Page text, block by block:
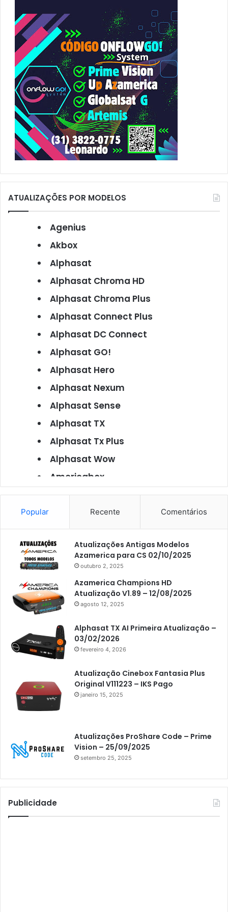
p
o
r
:
ATUALIZAÇÕES POR MODELOS
Agenius
Akbox
Alphasat
Alphasat Chroma HD
Alphasat Chroma Plus
Alphasat Connect Plus
Alphasat DC Connect
Alphasat GO!
Alphasat Hero
Alphasat Nexum
Alphasat Sense
Alphasat TX
Alphasat Tx Plus
Alphasat Wow
Americabox
Americabox S101
Americabox S105
Americabox S105 Plus
Americabox S205
Americabox S205 Plus
Americabox S305 Plus
Artcom
Athomics
Athomics Eon
Athomics i3
Athomics i3 Bold
Athomics Inspire Qi
Athomics Inspire Qi Lite
Athomics S3
Athomics T3
Atto
AttoNet
Popular Recente Comentários
Atualizações Antigas Modelos
Azamerica para CS 02/10/2025
outubro 2, 2025
Azamerica Champions HD
Atualização V1.89 – 12/08/2025
agosto 12, 2025
Alphasat TX AI Primeira Atualização –
03/02/2026
fevereiro 4, 2026
Atualização Cinebox Fantasia Plus
Original V111223 – IKS Pago
janeiro 15, 2025
Atualizações ProShare Code – Prime
Vision – 25/09/2025
setembro 25, 2025
Publicidade